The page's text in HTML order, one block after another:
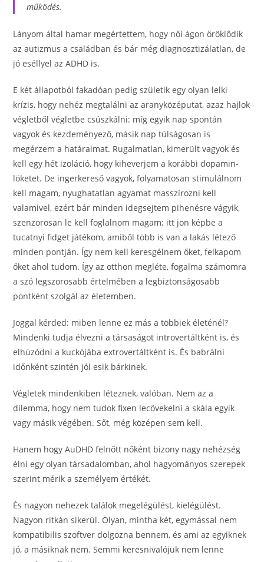
működés.
Lányom által hamar megértettem, hogy női ágon öröklődik
az autizmus a családban és bár még diagnosztizálatlan, de
jó eséllyel az ADHD is.
E két állapotból fakadóan pedig születik egy olyan lelki
krízis, hogy nehéz megtalálni az aranyközéputat, azaz hajlok
végletből végletbe csúszkálni: míg egyik nap spontán
vagyok és kezdeményező, másik nap túlságosan is
megérzem a határaimat. Rugalmatlan, kimerült vagyok és
kell egy hét izoláció, hogy kiheverjem a korábbi dopamin-
löketet. De ingerkereső vagyok, folyamatosan stimulálnom
kell magam, nyughatatlan agyamat masszírozni kell
valamivel, ezért bár minden idegsejtem pihenésre vágyik,
szenzorosan le kell foglalnom magam: itt jön képbe a
tucatnyi fidget játékom, amiből több is van a lakás létező
minden pontján. Így nem kell keresgélnem őket, felkapom
őket ahol tudom. Így az otthon megléte, fogalma számomra
a szó legszorosabb értelmében a legbiztonságosabb
pontként szolgál az életemben.
Joggal kérded: miben lenne ez más a többiek életénél?
Mindenki tudja élvezni a társaságot introvertáltként is, és
elhúzódni a kuckójába extrovertáltként is. És babrálni
időnként szintén jól esik bárkinek.
Végletek mindenkiben léteznek, valóban. Nem az a
dilemma, hogy nem tudok fixen lecövekelni a skála egyik
vagy másik végében. Sőt, még középen sem kell.
Hanem hogy AuDHD felnőtt nőként bizony nagy nehézség
élni egy olyan társadalomban, ahol hagyományos szerepek
szerint mérik a személyem értékét.
És nagyon nehezek találok megelégülést, kielégülést.
Nagyon ritkán sikerül. Olyan, mintha két, egymással nem
kompatibilis szoftver dolgozna bennem, és ami az egyiknek
jó, a másiknak nem. Semmi keresnivalójuk nem lenne